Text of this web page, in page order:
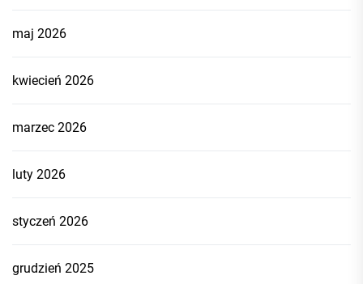
maj 2026
kwiecień 2026
marzec 2026
luty 2026
styczeń 2026
grudzień 2025